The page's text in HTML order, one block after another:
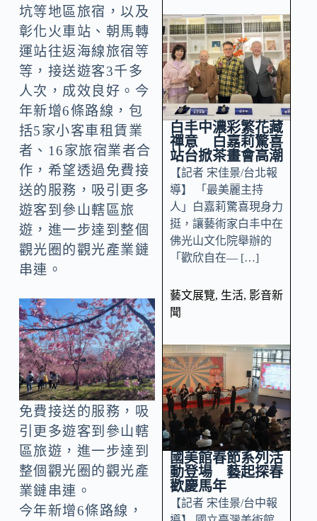
坑等地區旅宿，以及
彰化火車站、朝馬轉
運站往返海線旅宿等
等，接送遊客3千多
人次，成效良好。今
年新增6條路線，包
括5家小客車租賃業
者、16家旅宿業者合
作，希望透過免費接
送的服務，吸引更多
遊客到參山轄區旅
遊，進一步達到整個
觀光圈的觀光產業鏈
串連。
免費接送的服務，吸
引更多遊客到參山轄
區旅遊，進一步達到
整個觀光圈的觀光產
業鏈串連。
今年新增6條路線，
白丰中濃彩繁花藏
禪意 白嘉莉驚喜
站台掀茶畫會高潮
【記者 宋佳景/台北報
導】 「最美麗主持
人」白嘉莉驚喜現身力
挺，讓藝術家白丰中在
佛光山文化院舉辦的
「歡欣自在— […]
藝文展覽, 生活, 影音新
聞
國美館春節系列活
動登場 藝起探春
歡慶馬年
【記者 宋佳景/台中報